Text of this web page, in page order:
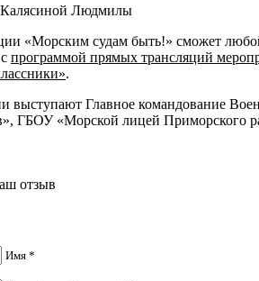
Людмилы
«Морским судам быть!» сможет
программой прямых трансляций
.
выступают Главное командование
ГБОУ «Морской лицей Приморского
отзыв
Имя *